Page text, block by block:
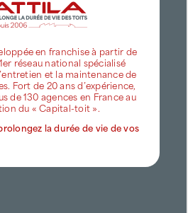
en franchise à partir de
réseau national spécialisé
et la maintenance de
Fort de 20 ans d’expérience,
de 130 agences en France au
du « Capital-toit ».
la durée de vie de vos